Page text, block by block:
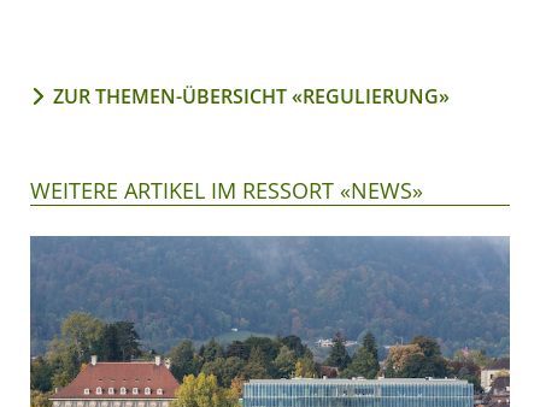
ZUR THEMEN-ÜBERSICHT «REGULIERUNG»
WEITERE ARTIKEL IM RESSORT «NEWS»